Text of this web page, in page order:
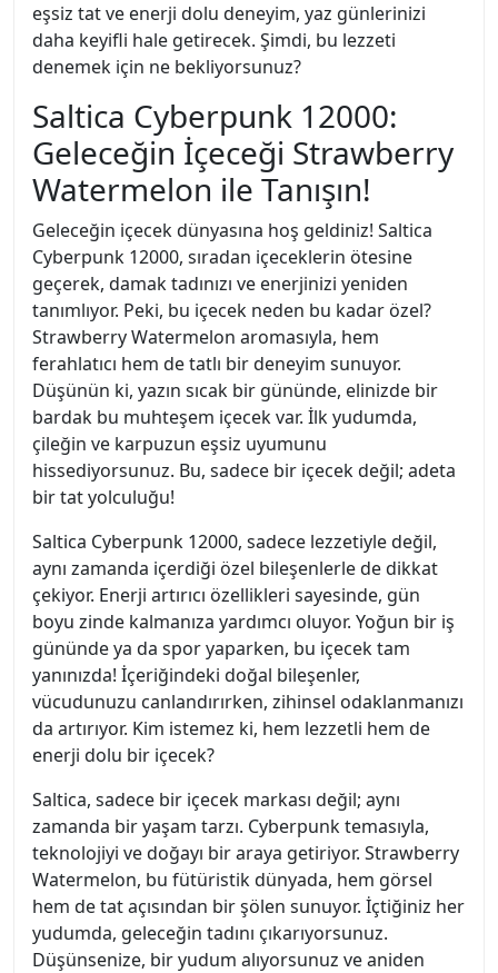
eşsiz tat ve enerji dolu deneyim, yaz günlerinizi
daha keyifli hale getirecek. Şimdi, bu lezzeti
denemek için ne bekliyorsunuz?
Saltica Cyberpunk 12000:
Geleceğin İçeceği Strawberry
Watermelon ile Tanışın!
Geleceğin içecek dünyasına hoş geldiniz! Saltica
Cyberpunk 12000, sıradan içeceklerin ötesine
geçerek, damak tadınızı ve enerjinizi yeniden
tanımlıyor. Peki, bu içecek neden bu kadar özel?
Strawberry Watermelon aromasıyla, hem
ferahlatıcı hem de tatlı bir deneyim sunuyor.
Düşünün ki, yazın sıcak bir gününde, elinizde bir
bardak bu muhteşem içecek var. İlk yudumda,
çileğin ve karpuzun eşsiz uyumunu
hissediyorsunuz. Bu, sadece bir içecek değil; adeta
bir tat yolculuğu!
Saltica Cyberpunk 12000, sadece lezzetiyle değil,
aynı zamanda içerdiği özel bileşenlerle de dikkat
çekiyor. Enerji artırıcı özellikleri sayesinde, gün
boyu zinde kalmanıza yardımcı oluyor. Yoğun bir iş
gününde ya da spor yaparken, bu içecek tam
yanınızda! İçeriğindeki doğal bileşenler,
vücudunuzu canlandırırken, zihinsel odaklanmanızı
da artırıyor. Kim istemez ki, hem lezzetli hem de
enerji dolu bir içecek?
Saltica, sadece bir içecek markası değil; aynı
zamanda bir yaşam tarzı. Cyberpunk temasıyla,
teknolojiyi ve doğayı bir araya getiriyor. Strawberry
Watermelon, bu fütüristik dünyada, hem görsel
hem de tat açısından bir şölen sunuyor. İçtiğiniz her
yudumda, geleceğin tadını çıkarıyorsunuz.
Düşünsenize, bir yudum alıyorsunuz ve aniden